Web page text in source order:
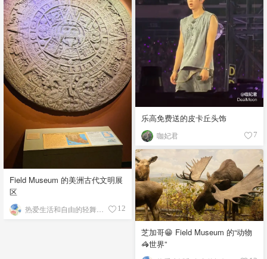
乐高免费送的皮卡丘头饰
咖妃君 7
Field Museum 的美洲古代文明展
区
12
芝加哥😁 Field Museum 的“动物
🦓世界”